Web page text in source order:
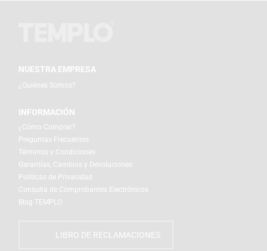
NUESTRA EMPRESA
¿Quiénes Somos?
INFORMACIÓN
¿Cómo Comprar?
Preguntas Frecuentes
Términos y Condiciones
Garantías, Cambios y Devoluciones
Políticas de Privacidad
Consulta de Comprobantes Electrónicos
Blog TEMPLO
LIBRO DE RECLAMACIONES